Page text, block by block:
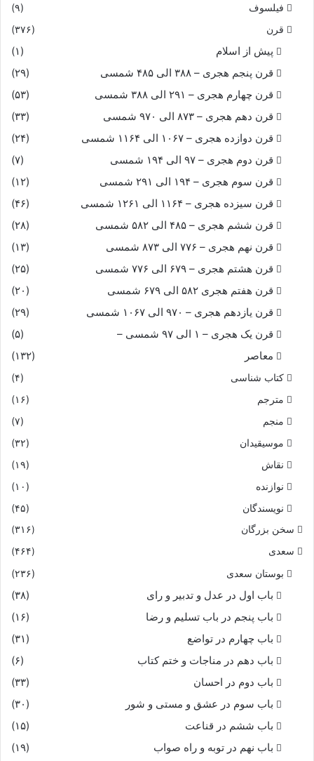
فیلسوف
(۹)
قرن
(۳۷۶)
پیش از اسلام
(۱)
قرن پنجم هجری – ۳۸۸ الی ۴۸۵ شمسی
(۲۹)
قرن چهارم هجری – ۲۹۱ الی ۳۸۸ شمسی
(۵۳)
قرن دهم هجری – ۸۷۳ الی ۹۷۰ شمسی
(۳۳)
قرن دوازده هجری – ۱۰۶۷ الی ۱۱۶۴ شمسی
(۲۴)
قرن دوم هجری – ۹۷ الی ۱۹۴ شمسی
(۷)
قرن سوم هجری – ۱۹۴ الی ۲۹۱ شمسی
(۱۲)
قرن سیزده هجری – ۱۱۶۴ الی ۱۲۶۱ شمسی
(۴۶)
قرن ششم هجری – ۴۸۵ الی ۵۸۲ شمسی
(۲۸)
قرن نهم هجری – ۷۷۶ الی ۸۷۳ شمسی
(۱۳)
قرن هشتم هجری – ۶۷۹ الی ۷۷۶ شمسی
(۲۵)
قرن هفتم هجری ۵۸۲ الی ۶۷۹ شمسی
(۲۰)
قرن یازدهم هجری – ۹۷۰ الی ۱۰۶۷ شمسی
(۲۹)
قرن یک هجری – ۱ الی ۹۷ شمسی –
(۵)
معاصر
(۱۳۲)
کتاب شناسی
(۴)
مترجم
(۱۶)
منجم
(۷)
موسیقیدان
(۳۲)
نقاش
(۱۹)
نوازنده
(۱۰)
نویسندگان
(۴۵)
سخن بزرگان
(۳۱۶)
سعدی
(۴۶۴)
بوستان سعدی (۲۳۶)
باب اول در عدل و تدبیر و رای
(۳۸)
باب پنجم در باب تسلیم و رضا
(۱۶)
باب چهارم در تواضع
(۳۱)
باب دهم در مناجات و ختم کتاب
(۶)
باب دوم در احسان
(۳۳)
باب سوم در عشق و مستی و شور
(۳۰)
باب ششم در قناعت
(۱۵)
باب نهم در توبه و راه صواب
(۱۹)